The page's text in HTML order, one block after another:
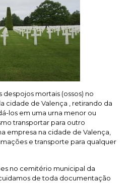
despojos mortais (ossos) no
cidade de Valença , retirando da
los em uma urna menor ou
transportar para outro
empresa na cidade de Valença,
e transporte para qualquer
no cemitério municipal da
de toda documentação